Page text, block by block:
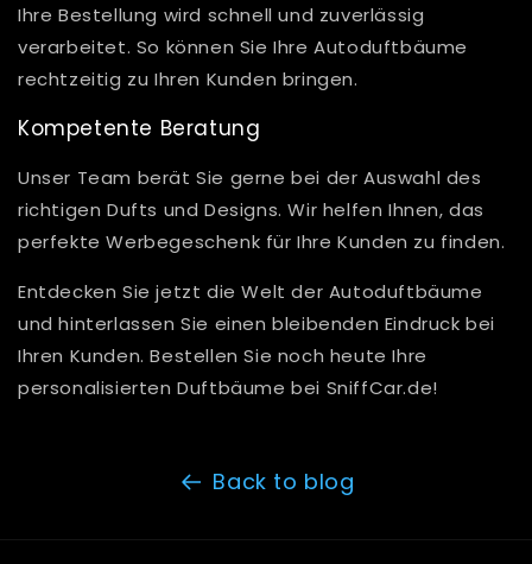
Ihre Bestellung wird schnell und zuverlässig
verarbeitet. So können Sie Ihre Autoduftbäume
rechtzeitig zu Ihren Kunden bringen.
Kompetente Beratung
Unser Team berät Sie gerne bei der Auswahl des
richtigen Dufts und Designs. Wir helfen Ihnen, das
perfekte Werbegeschenk für Ihre Kunden zu finden.
Entdecken Sie jetzt die Welt der Autoduftbäume
und hinterlassen Sie einen bleibenden Eindruck bei
Ihren Kunden. Bestellen Sie noch heute Ihre
personalisierten Duftbäume bei SniffCar.de!
Back to blog